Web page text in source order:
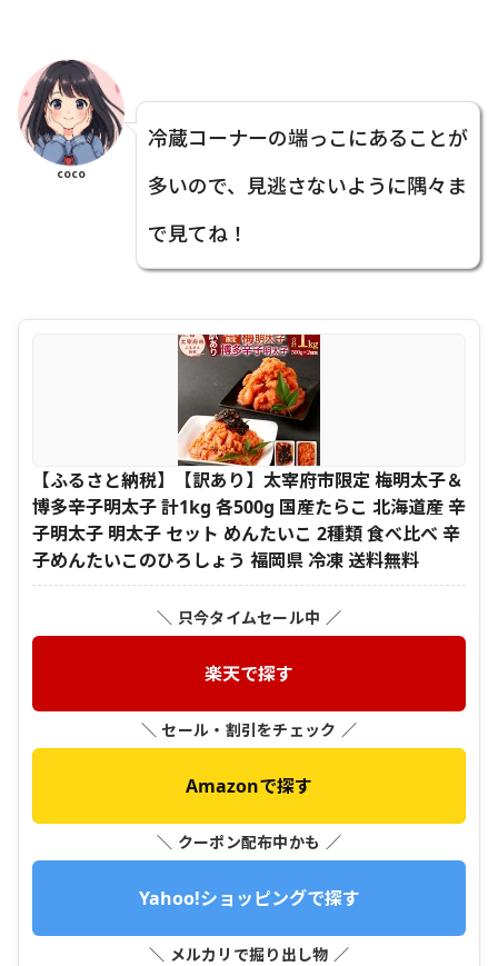
coco
冷蔵コーナーの端っこにあることが
多いので、見逃さないように隅々ま
で見てね！
【ふるさと納税】【訳あり】太宰府市限定 梅明太子＆
博多辛子明太子 計1kg 各500g 国産たらこ 北海道産 辛
子明太子 明太子 セット めんたいこ 2種類 食べ比べ 辛
子めんたいこのひろしょう 福岡県 冷凍 送料無料
＼ 只今タイムセール中 ／
楽天で探す
＼ セール・割引をチェック ／
Amazonで探す
＼ クーポン配布中かも ／
Yahoo!ショッピングで探す
＼ メルカリで掘り出し物 ／